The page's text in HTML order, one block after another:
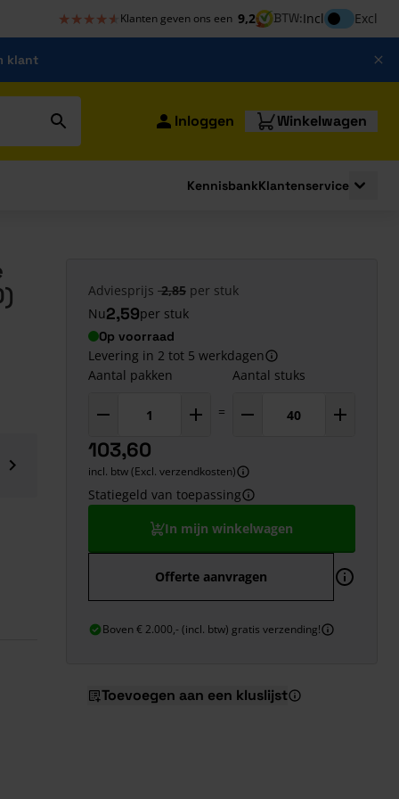
★★★★★
★★★★★ Klanten geven ons een 9,2 BTW:InclInclusief btw
Excl
klant
Inloggen Winkelwagen
for Bouwshop
KennisbankKlantenservice
Adviesprijs 2,85 per stuk
Nu2,59per stuk
Op voorraad
Levering in 2 tot 5 werkdagen
Aantal pakken
=
Aantal stuks
103,60
incl. btw (Excl. verzendkosten)
Statiegeld van toepassing
In mijn winkelwagen
Offerte aanvragen
Boven € 2.000,- (incl. btw) gratis verzending!
Toevoegen aan een kluslijst